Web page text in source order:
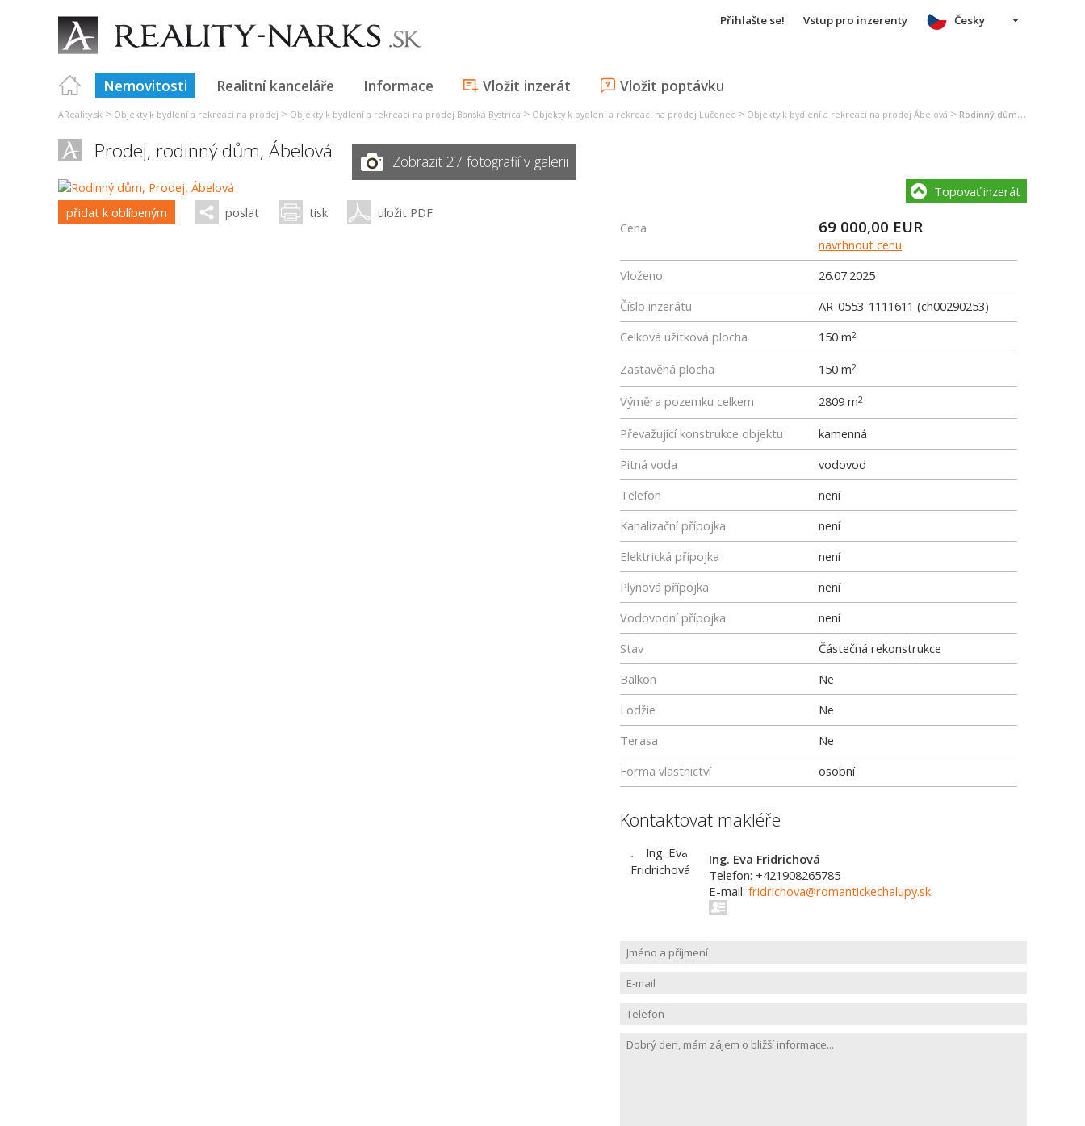
Přihlašte se! Vstup pro inzerenty
Nemovitosti Realitní kanceláře Informace Vložit inzerát Vložit poptávku
Česky
AReality.sk > Objekty k bydlení a rekreaci na prodej > Objekty k bydlení a rekreaci na prodej Banská Bystrica > Objekty k bydlení a rekreaci na prodej Lučenec > Objekty k bydlení a rekreaci na prodej Ábelová > Rodinný dům na prodej Ábelová
Prodej, rodinný dům, Ábelová Zobrazit 27 fotografií v galerii
přidat k oblíbeným poslat tisk uložit PDF
Topovať inzerát
Cena 69 000,00 EUR
navrhnout cenu
Vloženo
26.07.2025
Číslo inzerátu
AR-0553-1111611 (ch00290253)
Celková užitková plocha
150 m2
Zastavěná plocha 150 m2
Výměra pozemku celkem 2809 m2
Převažující konstrukce objektu
kamenná
Pitná voda
vodovod
Telefon
není
Kanalizační přípojka
není
Elektrická přípojka
není
Plynová přípojka
není
Vodovodní přípojka
není
Stav
Částečná rekonstrukce
Balkon
Ne
Lodžie
Ne
Terasa
Ne
Forma vlastnictví
osobní
Kontaktovat makléře
Ing. Eva Fridrichová
Telefon: +421908265785
E-mail: fridrichova@romantickechalupy.sk